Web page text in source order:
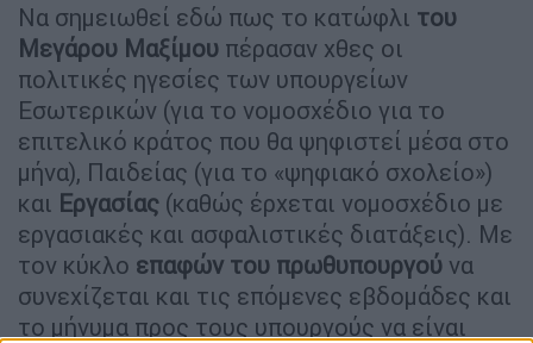
Να σημειωθεί εδώ πως το κατώφλι του
Μεγάρου Μαξίμου πέρασαν χθες οι
πολιτικές ηγεσίες των υπουργείων
Εσωτερικών (για το νομοσχέδιο για το
επιτελικό κράτος που θα ψηφιστεί μέσα στο
μήνα), Παιδείας (για το «ψηφιακό σχολείο»)
και Εργασίας (καθώς έρχεται νομοσχέδιο με
εργασιακές και ασφαλιστικές διατάξεις). Με
τον κύκλο επαφών του πρωθυπουργού να
συνεχίζεται και τις επόμενες εβδομάδες και
το μήνυμα προς τους υπουργούς να είναι